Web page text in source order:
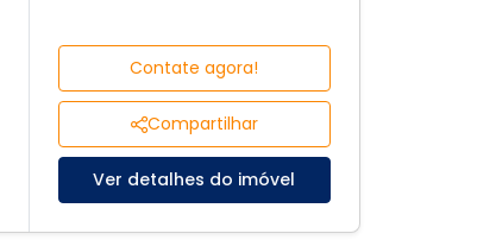
Contate agora!
Compartilhar
Ver detalhes do imóvel